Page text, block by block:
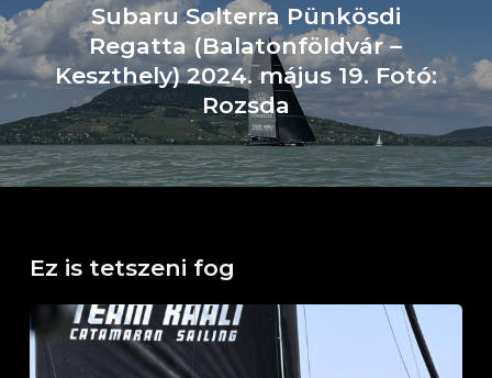
Subaru Solterra Pünkösdi
Regatta (Balatonföldvár –
Keszthely) 2024. május 19. Fotó:
Rozsda
Ez is tetszeni fog
Horváth
Boldizsár